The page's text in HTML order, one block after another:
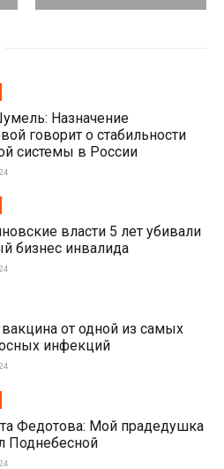
Назначение
говорит о стабильности
системы в России
власти 5 лет убивали
бизнес инвалида
от одной из самых
инфекций
Федотова: Мой прадедушка
Поднебесной